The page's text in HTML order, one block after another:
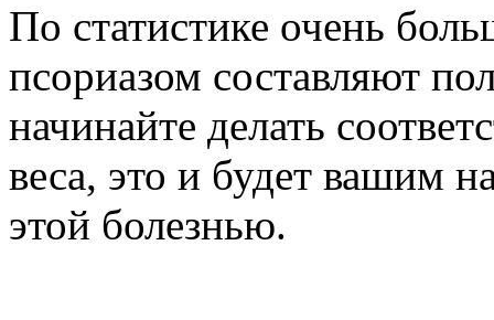
По статистике очень
псориазом составляют
начинайте делать
веса, это и будет вашим
этой болезнью.